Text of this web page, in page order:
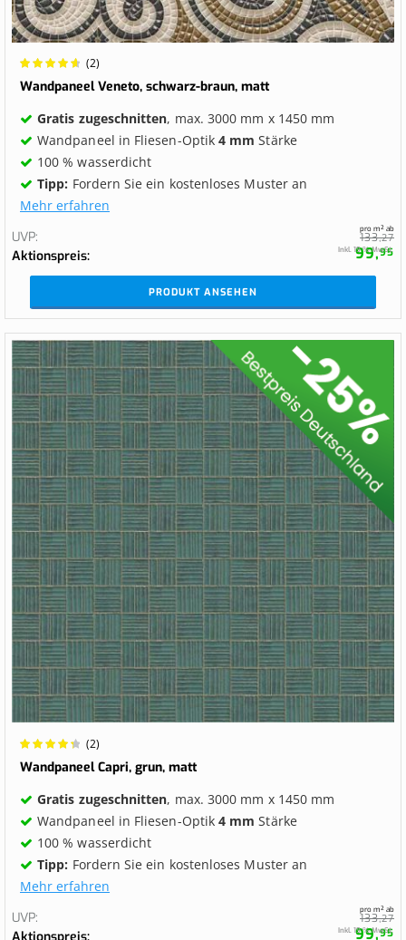
Wertung:
95%
(2)
Wandpaneel Veneto, schwarz-braun, matt
Gratis zugeschnitten, max. 3000 mm x 1450 mm
Wandpaneel in Fliesen-Optik4 mm Stärke
100 % wasserdicht
Tipp: Fordern Sie ein kostenloses Muster an
Mehr erfahren
UVP
133,27
Aktionspreis
pro m² ab
99,95
Inkl. 19 % MwSt.
PRODUKT ANSEHEN
Wertung:
90%
(2)
Wandpaneel Capri, grun, matt
Gratis zugeschnitten, max. 3000 mm x 1450 mm
Wandpaneel in Fliesen-Optik4 mm Stärke
100 % wasserdicht
Tipp: Fordern Sie ein kostenloses Muster an
Mehr erfahren
UVP
133,27
pro m² ab
99,95
Inkl. 19 % MwSt.